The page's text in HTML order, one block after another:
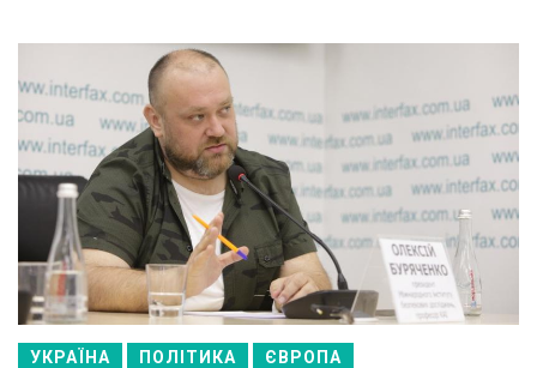
УКРАЇНА ПОЛІТИКА ЄВРОПА